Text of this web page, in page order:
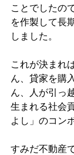
ことでしたの
を作製して長
しました。
これが決まれ
ん、貸家を購
ん、人が引っ
生まれる社会
よし」のコン
すみだ不動産